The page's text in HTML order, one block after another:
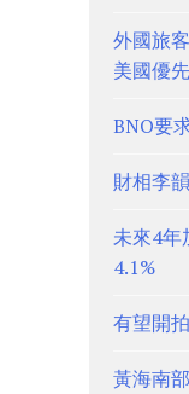
外國旅
美國優先
BNO要
財相李
未來4年
4.1%
有望開
黃海南